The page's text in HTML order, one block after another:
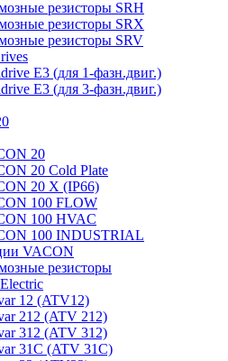
резисторы SRH
резисторы SRX
резисторы SRV
E3 (для 1-фазн.двиг.)
E3 (для 3-фазн.двиг.)
20
20 Cold Plate
20 X (IP66)
100 FLOW
100 HVAC
100 INDUSTRIAL
VACON
резисторы
12 (ATV12)
212 (ATV 212)
312 (ATV 312)
31C (ATV 31C)